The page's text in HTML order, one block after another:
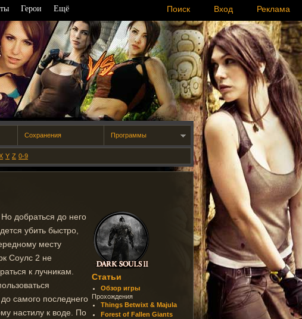
Сохранения Программы
Y Z 0-9
Статьи
Обзор игры
Прохождения
Things Betwixt & Majula
Forest of Fallen Giants
добраться до него
убить быстро,
месту
Соулс 2 не
к лучникам.
самого последнего
настилу к воде. По
Герои Ещё Реклама
Вход
Поиск